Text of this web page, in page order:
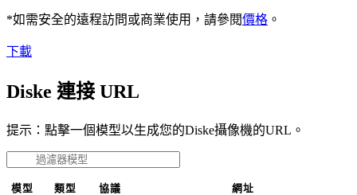
*如需安全的遠程訪問或商業使用，請參閱價格 。
下載
Diske 連接 URL
提示：點擊一個模型以生成您的Diske攝像機的URL。
模型 類型 協議 網址